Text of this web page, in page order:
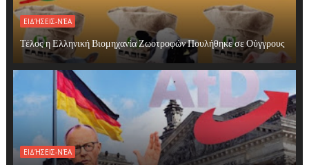
ΕΙΔΉΣΕΙΣ-ΝΈΑ
Τέλος η Ελληνική Βιομηχανία Ζωοτροφών Πουλήθηκε σε Ούγγρους
ΕΙΔΉΣΕΙΣ-ΝΈΑ